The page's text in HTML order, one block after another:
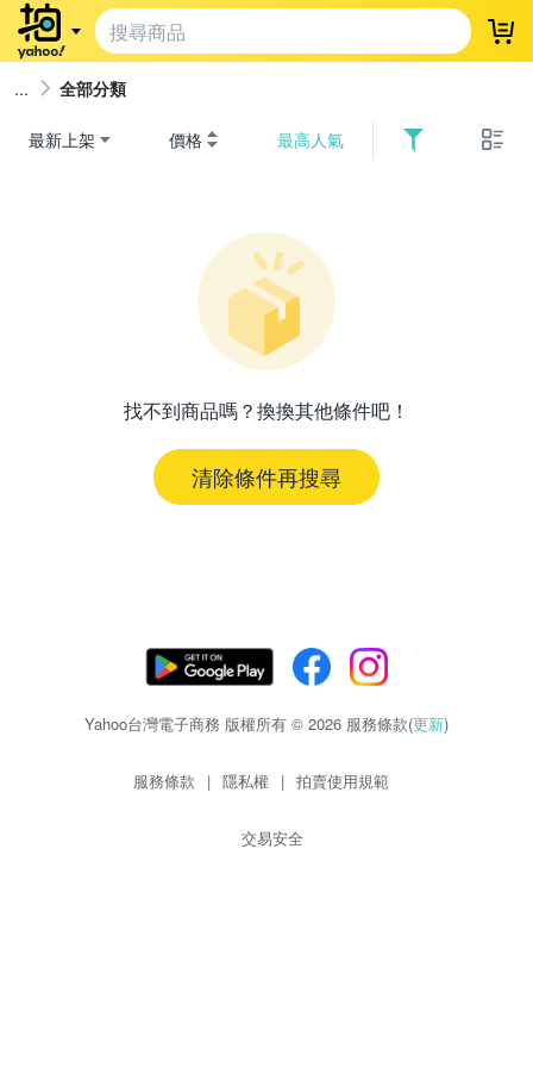
登
全部分類
最新上架 價格 最高人氣
找不到商品嗎？換換其他條件吧！
清除條件再搜尋
Yahoo台灣電子商務 版權所有 © 2026 服務條款(更新)
服務條款 | 隱私權 | 拍賣使用規範
交易安全